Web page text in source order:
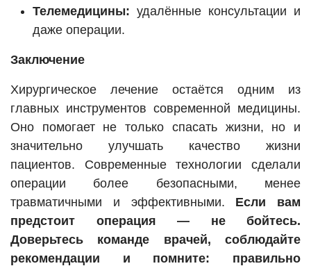
Телемедицины: удалённые консультации и
даже операции.
Заключение
Хирургическое лечение остаётся одним из
главных инструментов современной медицины.
Оно помогает не только спасать жизни, но и
значительно улучшать качество жизни
пациентов. Современные технологии сделали
операции более безопасными, менее
травматичными и эффективными. Если вам
предстоит операция — не бойтесь.
Доверьтесь команде врачей, соблюдайте
рекомендации и помните: правильно